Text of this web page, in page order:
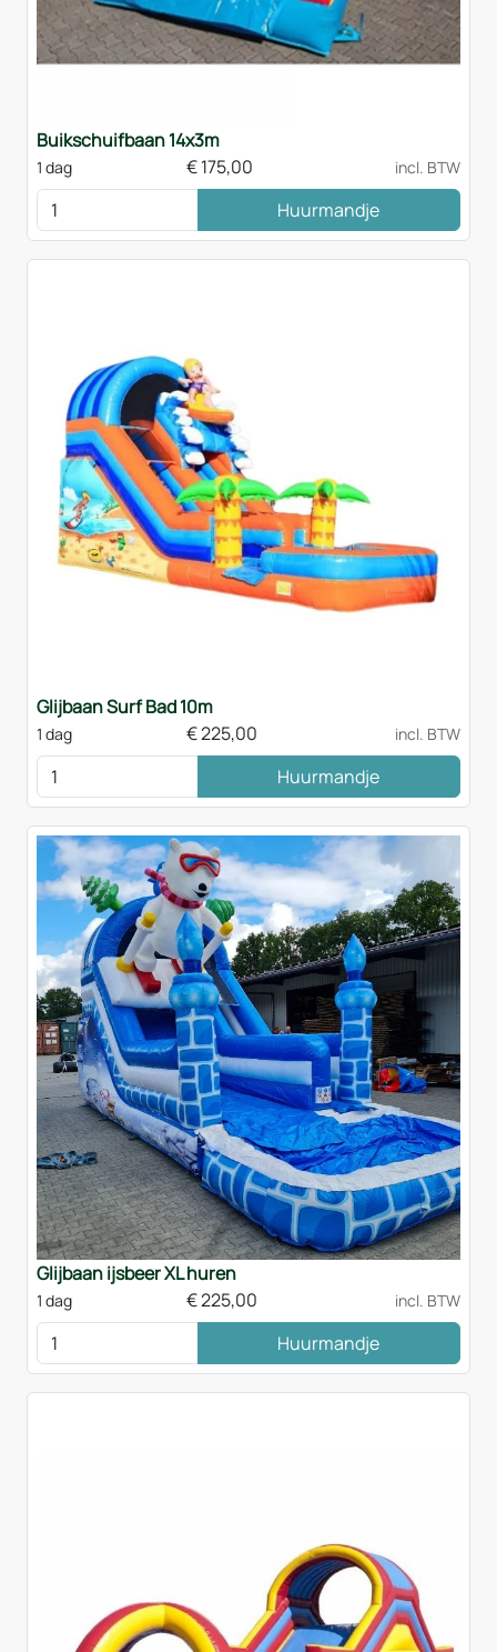
Buikschuifbaan 14x3m
1 dag €175,00 incl. BTW
Huurmandje
Glijbaan Surf Bad 10m
1 dag €225,00 incl. BTW
Huurmandje
Glijbaan ijsbeer XL huren
1 dag €225,00 incl. BTW
Huurmandje